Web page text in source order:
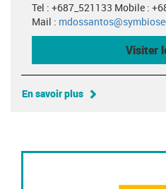
Tel : +687_521133 Mobile :
Mail :
Visiter
En savoir plus